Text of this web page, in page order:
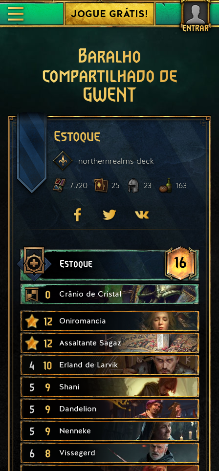
ENTRAR
JOGUE GRÁTIS!
Baralho
compartilhado de
GWENT
Estoque
northernrealmsdeck
7.720 25 23 163
Estoque 16
0 Crânio de Cristal
12 Oniromancia
12 Assaltante Sagaz
4 10 Erland de Larvik
5 9 Shani
5 9 Dandelion
5 9 Nenneke
6 8 Vissegerd